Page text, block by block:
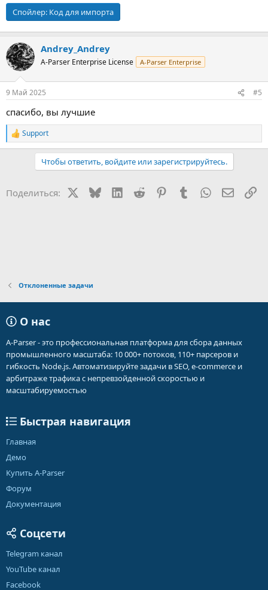
Спойлер: Код для импорта
Andrey_Andrey
A-Parser Enterprise License A-Parser Enterprise
9 Май 2025 #5
спасибо, вы лучшие
Р
е
и
Support
Чтобы ответить, войдите или зарегистрируйтесь.
Поделиться: BlueskyLinkedIn
Reddit PinterestTumblr WhatsApp
Отклоненные задачи
О нас
A-Parser - это профессиональная платформа для сбора данных
промышленного масштаба: 10 000+ потоков, 110+ парсеров и
гибкость Node.js. Автоматизируйте задачи в SEO, e-commerce и
арбитраже трафика с непревзойденной скоростью и
масштабируемостью
Быстрая навигация
Главная
Демо
Купить A-Parser
Форум
Документация
Соцсети
Telegram канал
YouTube канал
Facebook